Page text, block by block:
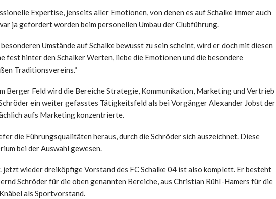
Expertise, jenseits aller Emotionen, von denen es auf Schalke immer auch
ja gefordert worden beim personellen Umbau der Clubführung.
Umstände auf Schalke bewusst zu sein scheint, wird er doch mit diesen
fest hinter den Schalker Werten, liebe die Emotionen und die besondere
Traditionsvereins.“
Berger Feld wird die Bereiche Strategie, Kommunikation, Marketing und Vertrieb
ein weiter gefasstes Tätigkeitsfeld als bei Vorgänger Alexander Jobst der
aufs Marketing konzentrierte.
die Führungsqualitäten heraus, durch die Schröder sich auszeichnet. Diese
bei der Auswahl gewesen.
jetzt wieder dreiköpfige Vorstand des FC Schalke 04 ist also komplett. Er besteht
Schröder für die oben genannten Bereiche, aus Christian Rühl-Hamers für die
als Sportvorstand.